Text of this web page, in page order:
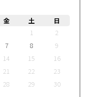
金 土
日
1
2
7 8
9
14 15
16
21 22
23
28 29
30